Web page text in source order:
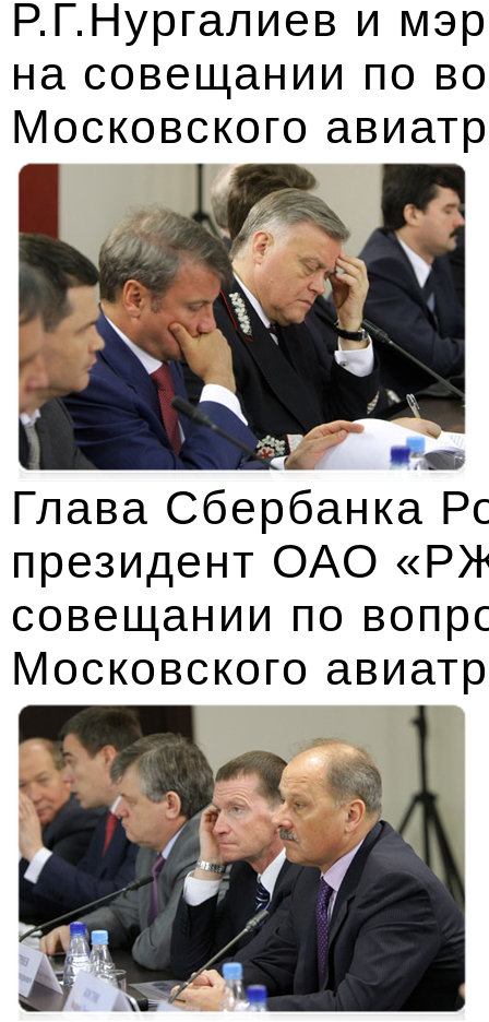
Р.Г.Нургалиев и
на совещании по
Московского
Глава Сбербанка
президент ОАО
совещании по
Московского